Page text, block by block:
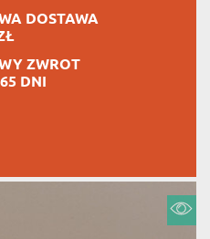
DOSTAWA
ZWROT
DNI